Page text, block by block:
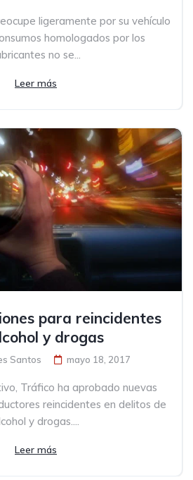
ligeramente por su vehículo
homologados por los
no se...
Leer más
para reincidentes
y drogas
Santos mayo 18, 2017
Tráfico ha aprobado nuevas
reincidentes en delitos de
y drogas....
Leer más